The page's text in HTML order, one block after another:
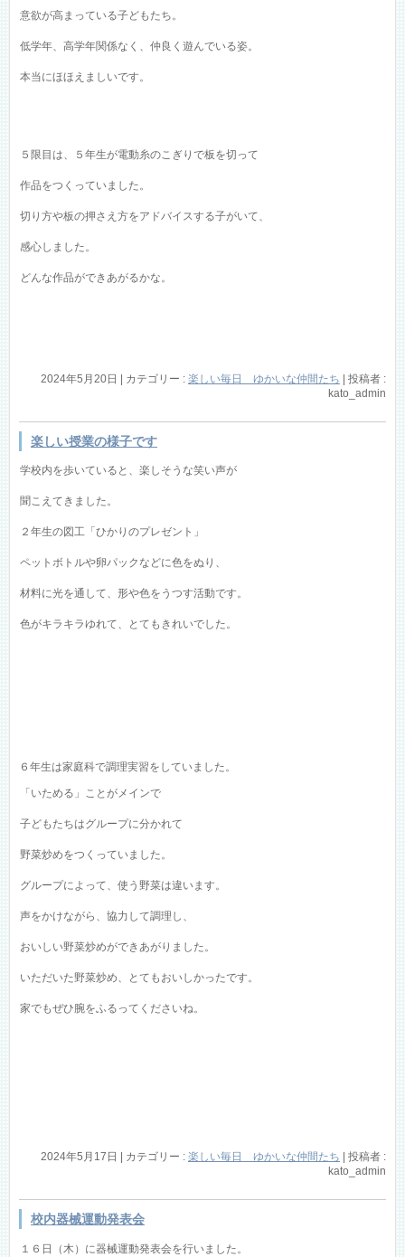
意欲が高まっている子どもたち。
低学年、高学年関係なく、仲良く遊んでいる姿。
本当にほほえましいです。
５限目は、５年生が電動糸のこぎりで板を切って
作品をつくっていました。
切り方や板の押さえ方をアドバイスする子がいて、
感心しました。
どんな作品ができあがるかな。
2024年5月20日 | カテゴリー : 楽しい毎日 ゆかいな仲間たち | 投稿者 :
kato_admin
楽しい授業の様子です
学校内を歩いていると、楽しそうな笑い声が
聞こえてきました。
２年生の図工「ひかりのプレゼント」
ペットボトルや卵パックなどに色をぬり、
材料に光を通して、形や色をうつす活動です。
色がキラキラゆれて、とてもきれいでした。
６年生は家庭科で調理実習をしていました。
「いためる」ことがメインで
子どもたちはグループに分かれて
野菜炒めをつくっていました。
グループによって、使う野菜は違います。
声をかけながら、協力して調理し、
おいしい野菜炒めができあがりました。
いただいた野菜炒め、とてもおいしかったです。
家でもぜひ腕をふるってくださいね。
2024年5月17日 カテゴリー : 楽しい毎日 ゆかいな仲間たち
投稿者 :
kato_admin
校内器械運動発表会
１６日（木）に器械運動発表会を行いました。